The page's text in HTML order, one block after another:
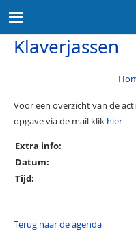
Klaverjassen
Voor een overzicht van de
opgave via de mail klik hier
Extra info:
Datum:
Tijd:
Terug naar de agenda